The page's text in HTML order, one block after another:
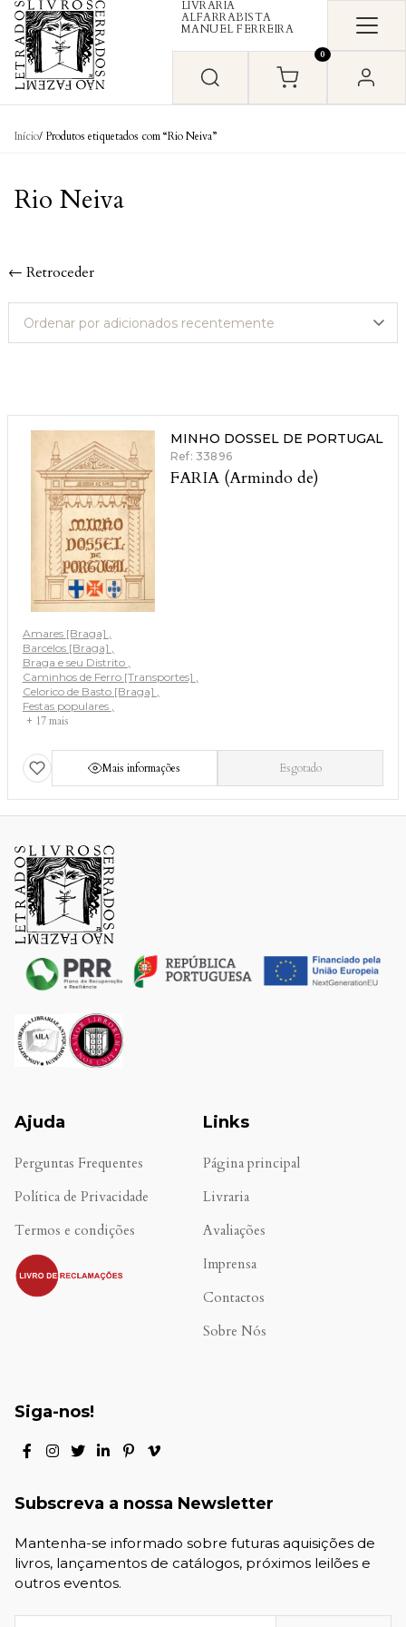
Skip to content
LIVRARIA
ALFARRABISTA
MANUEL FERREIRA
0
Início/ Produtos etiquetados com “Rio Neiva”
Rio Neiva
← Retroceder
MINHO DOSSEL DE PORTUGAL
Ref: 33896
FARIA (Armindo de)
Amares [Braga]
Barcelos [Braga]
Braga e seu Distrito
Caminhos de Ferro [Transportes]
Celorico de Basto [Braga]
Festas populares
+ 17 mais
Mais informações Esgotado
Ajuda
Perguntas Frequentes
Política de Privacidade
Termos e condições
.
Links
Página principal
Livraria
Avaliações
Imprensa
Contactos
Sobre Nós
Siga-nos!
Subscreva a nossa Newsletter
Mantenha-se informado sobre futuras aquisições de
livros, lançamentos de catálogos, próximos leilões e
outros eventos.